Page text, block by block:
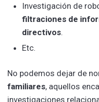
Investigación de
filtraciones de
directivos.
Etc.
No podemos dejar de
familiares, aquellos
investigaciones